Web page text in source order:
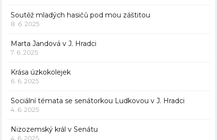
Soutěž mladých hasičů pod mou záštitou
8. 6. 2025
Marta Jandová v J. Hradci
7. 6. 2025
Krása úzkokolejek
6. 6. 2025
Sociální témata se senátorkou Ludkovou v J. Hradci
4. 6. 2025
Nizozemský král v Senátu
4. 6. 2025